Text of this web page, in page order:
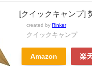
[クイックキャンプ]
created by Rinker
クイックキャンプ
Amazon 楽